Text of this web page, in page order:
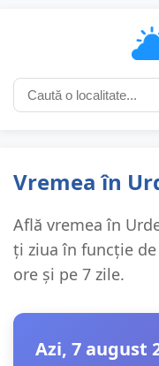
Vremea în
Află vremea în
ți ziua în funcție
ore și pe 7 zile.
Azi, 7 august